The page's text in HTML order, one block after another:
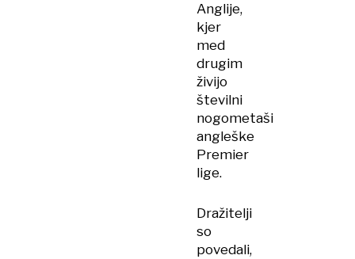
Anglije,
kjer
med
drugim
živijo
številni
nogometaši
angleške
Premier
lige.
Dražitelji
so
povedali,